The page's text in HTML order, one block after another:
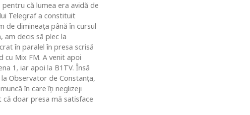
că lumea era avidă de
Telegraf a constituit
de dimineaţa până în cursul
am decis să plec la
în paralel în presa scrisă
cu Mix FM. A venit apoi
1, iar apoi la B1TV. Însă
Observator de Constanţa,
în care îţi neglizeji
că doar presa mă satisface